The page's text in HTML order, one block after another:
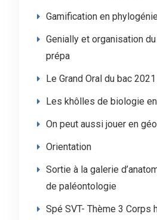
Gamification en phylogénie
Genially et organisation
prépa
Le Grand Oral du bac 2021
Les khôlles de biologie
On peut aussi jouer en
Orientation
Sortie à la galerie
de paléontologie
Spé SVT- Thème 3 Corps